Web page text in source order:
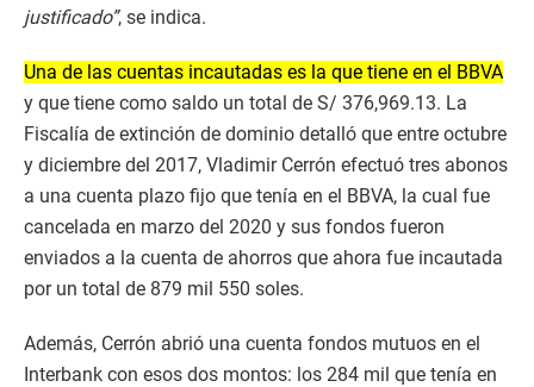
justificado”, se indica.
Una de las cuentas incautadas es la que tiene en el BBVA
y que tiene como saldo un total de S/ 376,969.13. La
Fiscalía de extinción de dominio detalló que entre octubre
y diciembre del 2017, Vladimir Cerrón efectuó tres abonos
a una cuenta plazo fijo que tenía en el BBVA, la cual fue
cancelada en marzo del 2020 y sus fondos fueron
enviados a la cuenta de ahorros que ahora fue incautada
por un total de 879 mil 550 soles.
Además, Cerrón abrió una cuenta fondos mutuos en el
Interbank con esos dos montos: los 284 mil que tenía en